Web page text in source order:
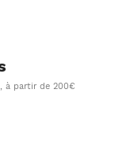
à partir de 200€